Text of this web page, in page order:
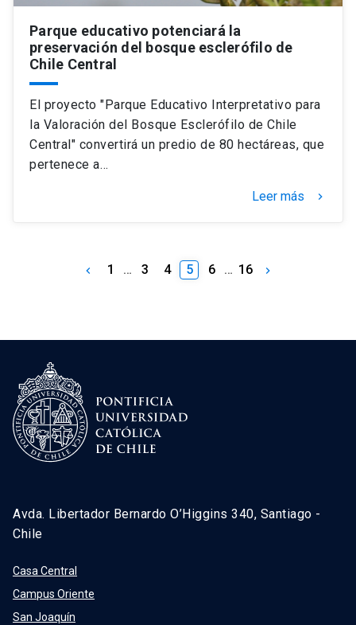
Parque educativo potenciará la
preservación del bosque esclerófilo de
Chile Central
El proyecto "Parque Educativo Interpretativo para
la Valoración del Bosque Esclerófilo de Chile
Central" convertirá un predio de 80 hectáreas, que
pertenece a…
Leer más keyboard_arrow_right
keyboard_arrow_left 1 … 3 4 5 6 … 16 keyboard_arrow_right
Avda. Libertador Bernardo O’Higgins 340, Santiago -
Chile
Casa Central
Campus Oriente
San Joaquín